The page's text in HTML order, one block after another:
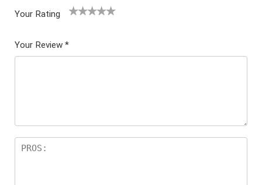
Your Rating
ê
5
Your Review *